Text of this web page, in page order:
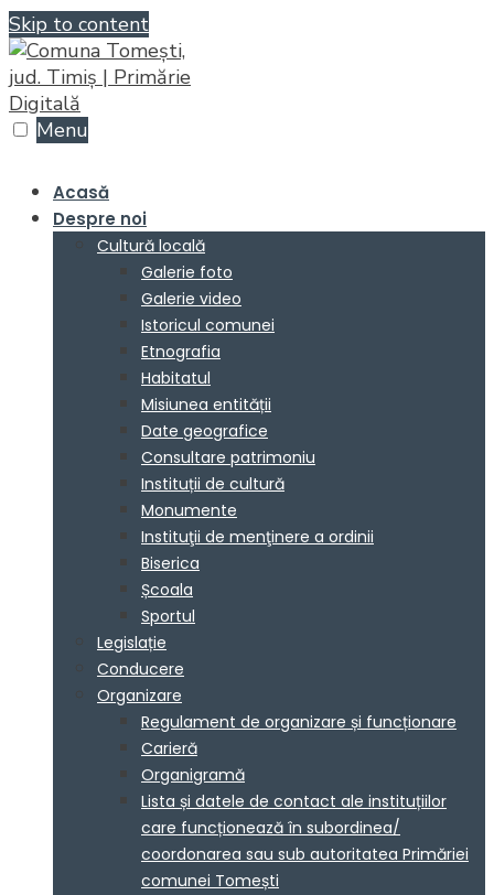
Skip to content
Menu
Acasă
Despre noi
Cultură locală
Galerie foto
Galerie video
Istoricul comunei
Etnografia
Habitatul
Misiunea entității
Date geografice
Consultare patrimoniu
Instituții de cultură
Monumente
Instituţii de menţinere a ordinii
Biserica
Școala
Sportul
Legislație
Conducere
Organizare
Regulament de organizare și funcționare
Carieră
Organigramă
Lista și datele de contact ale instituțiilor
care funcționează în subordinea/
coordonarea sau sub autoritatea Primăriei
comunei Tomești